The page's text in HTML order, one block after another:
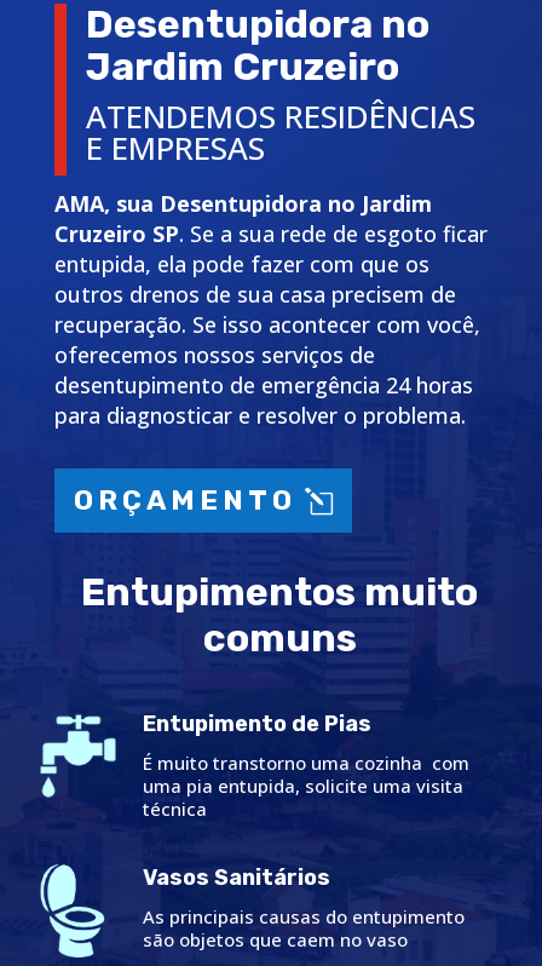
Desentupidora no
Jardim Cruzeiro
ATENDEMOS RESIDÊNCIAS
E EMPRESAS
AMA, sua Desentupidora no Jardim
Cruzeiro SP. Se a sua rede de esgoto ficar
entupida, ela pode fazer com que os
outros drenos de sua casa precisem de
recuperação. Se isso acontecer com você,
oferecemos nossos serviços de
desentupimento de emergência 24 horas
para diagnosticar e resolver o problema.
ORÇAMENTO
Entupimentos muito
comuns
Entupimento de Pias
É muito transtorno uma cozinha com
uma pia entupida, solicite uma visita
técnica
Vasos Sanitários
As principais causas do entupimento
são objetos que caem no vaso